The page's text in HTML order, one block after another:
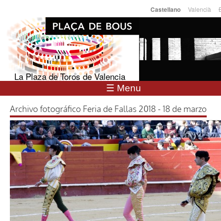
contenido
principal
Idiomas
Castellano Valencià
La Plaza de Toros de Valencia
☰ Menu
Archivo fotográfico Feria de Fallas 2018 - 18 de marzo